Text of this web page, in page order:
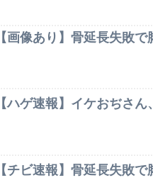
【画像あり】骨延長失敗
【ハゲ速報】イケおぢさ
【チビ速報】骨延長失敗